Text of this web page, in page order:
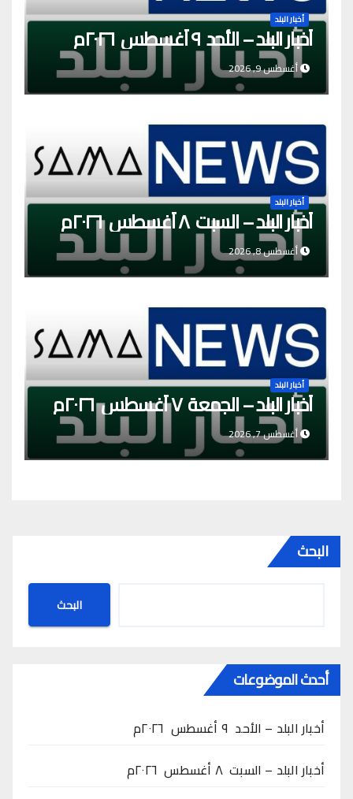
أخبار البلد
أخبار البلد – الأحد ٩ أغسطس ٢٠٢٦م
أغسطس 9, 2026
أخبار البلد
أخبار البلد – السبت ٨ أغسطس ٢٠٢٦م
أغسطس 8, 2026
أخبار البلد
أخبار البلد – الجمعة ٧ أغسطس ٢٠٢٦م
أغسطس 7, 2026
البحث
البحث
أحدث الموضوعات
أخبار البلد – الأحد ٩ أغسطس ٢٠٢٦م
أخبار البلد – السبت ٨ أغسطس ٢٠٢٦م